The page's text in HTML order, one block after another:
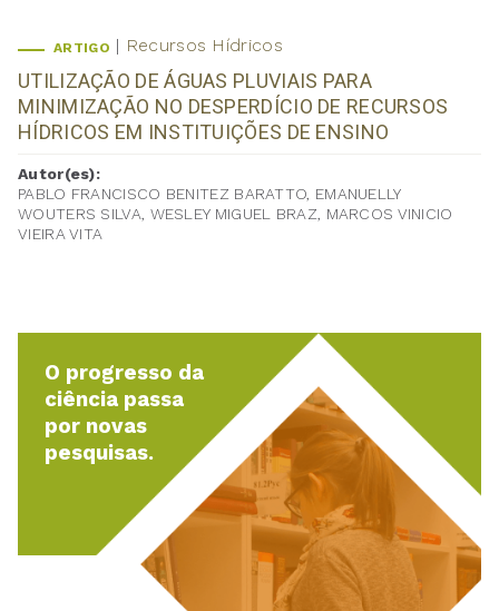
ARTIGO Recursos Hídricos
UTILIZAÇÃO DE ÁGUAS PLUVIAIS PARA
MINIMIZAÇÃO NO DESPERDÍCIO DE RECURSOS
HÍDRICOS EM INSTITUIÇÕES DE ENSINO
Autor(es):
PABLO FRANCISCO BENITEZ BARATTO, EMANUELLY
WOUTERS SILVA, WESLEY MIGUEL BRAZ, MARCOS VINICIO
VIEIRA VITA
O progresso da
ciência passa
por novas
pesquisas.